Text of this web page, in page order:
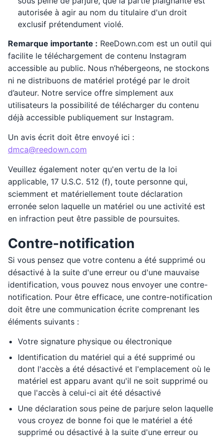
autorisée à agir au nom du titulaire d'un droit
exclusif prétendument violé.
Remarque importante : ReeDown.com est un outil qui
facilite le téléchargement de contenu Instagram
accessible au public. Nous n’hébergeons, ne stockons
ni ne distribuons de matériel protégé par le droit
d’auteur. Notre service offre simplement aux
utilisateurs la possibilité de télécharger du contenu
déjà accessible publiquement sur Instagram.
Un avis écrit doit être envoyé ici :
dmca@reedown.com
Veuillez également noter qu'en vertu de la loi
applicable, 17 U.S.C. 512 (f), toute personne qui,
sciemment et matériellement toute déclaration
erronée selon laquelle un matériel ou une activité est
en infraction peut être passible de poursuites.
Contre-notification
Si vous pensez que votre contenu a été supprimé ou
désactivé à la suite d'une erreur ou d'une mauvaise
identification, vous pouvez nous envoyer une contre-
notification. Pour être efficace, une contre-notification
doit être une communication écrite comprenant les
éléments suivants :
Votre signature physique ou électronique
Identification du matériel qui a été supprimé ou
dont l'accès a été désactivé et l'emplacement où le
matériel est apparu avant qu'il ne soit supprimé ou
que l'accès à celui-ci ait été désactivé
Une déclaration sous peine de parjure selon laquelle
vous croyez de bonne foi que le matériel a été
supprimé ou désactivé à la suite d'une erreur ou